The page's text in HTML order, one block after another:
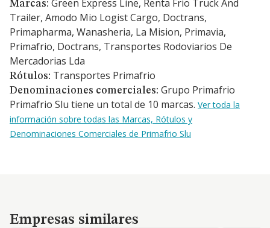
Marcas: Green Express Line, Renta Frio Truck And
Trailer, Amodo Mio Logist Cargo, Doctrans,
Primapharma, Wanasheria, La Mision, Primavia,
Primafrio, Doctrans, Transportes Rodoviarios De
Mercadorias Lda
Rótulos: Transportes Primafrio
Denominaciones comerciales: Grupo Primafrio
Primafrio Slu tiene un total de 10 marcas. Ver toda la
información sobre todas las Marcas, Rótulos y
Denominaciones Comerciales de Primafrio Slu
Empresas similares
Empresas similares